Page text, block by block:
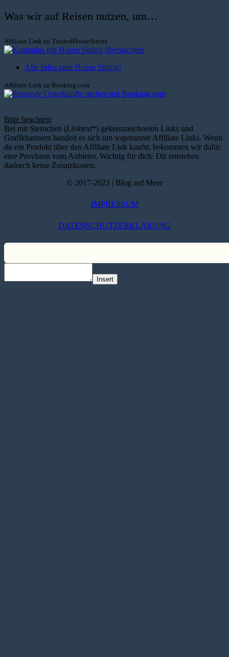
Was wir auf Reisen nutzen, um…
Affiliate Link zu TrustedHouseSitters
Alle Infos zum House Sitting!
Affiliate Link zu Booking.com
Bitte beachten:
Bei mit Sternchen (Linktext*) gekennzeichneten Links und
Grafikbannern handelt es sich um sogenannte Affiliate Links. Wenn
du ein Produkt über den Affiliate Link kaufst, bekommen wir dafür
eine Provision vom Anbieter. Wichtig für dich: Dir entstehen
dadurch keine Zusatzkosten.
© 2017-2023 | Blog auf Meer
IMPRESSUM
DATENSCHUTZERKLÄRUNG
Insert